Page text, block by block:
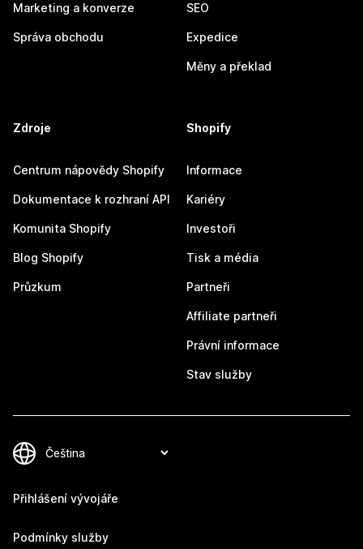
Marketing a konverze
Správa obchodu
SEO
Expedice
Měny a překlad
Zdroje
Centrum nápovědy Shopify
Dokumentace k rozhraní API
Komunita Shopify
Blog Shopify
Průzkum
Shopify
Informace
Kariéry
Investoři
Tisk a média
Partneři
Affiliate partneři
Právní informace
Stav služby
Přihlášení vývojáře
Podmínky služby